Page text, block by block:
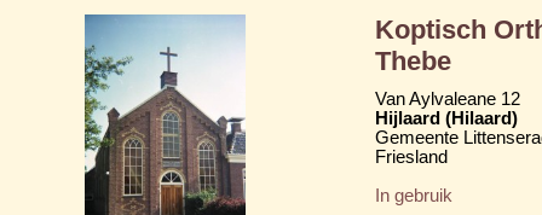
Koptisch
Thebe
Van Aylvaleane 12
Hijlaard (Hilaard)
Gemeente
Friesland
In gebruik